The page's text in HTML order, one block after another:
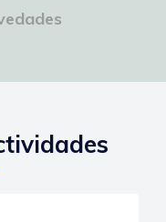
del Campus de la